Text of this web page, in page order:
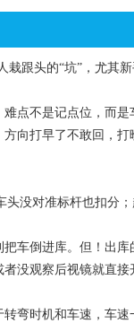
跟头的“坑”，尤其
点不是记点位，而是
向打早了不敢回，打
没对准标杆也扣分
车倒进库。但！出库
没观察后视镜就直接
弯时机和车速，车速